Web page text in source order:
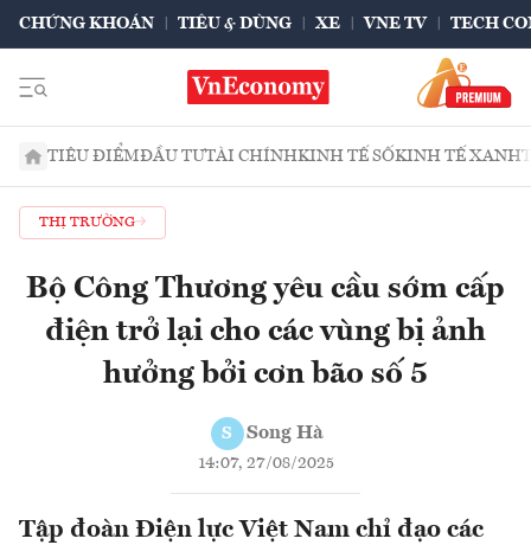
CHỨNG KHOÁN TIÊU & DÙNG XE VNE TV TECH
TIÊU ĐIỂMĐẦU TƯTÀI CHÍNHKINH TẾ SỐKINH TẾ XANH
THỊ TRƯỜNG
Bộ Công Thương yêu cầu sớm cấp
điện trở lại cho các vùng bị ảnh
hưởng bởi cơn bão số 5
S Song Hà
14:07, 27/08/2025
Tập đoàn Điện lực Việt Nam chỉ đạo các